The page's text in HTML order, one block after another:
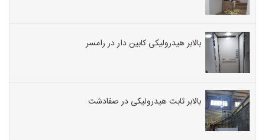
بالابر هیدرولیکی کابین دار در رامسر
بالابر ثابت هیدرولیکی در صفادشت